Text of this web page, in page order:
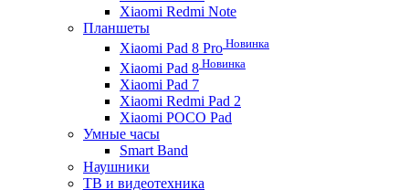
Xiaomi Redmi Note
Планшеты
Xiaomi Pad 8 Pro Новинка
Xiaomi Pad 8 Новинка
Xiaomi Pad 7
Xiaomi Redmi Pad 2
Xiaomi POCO Pad
Умные часы
Smart Band
Наушники
ТВ и видеотехника